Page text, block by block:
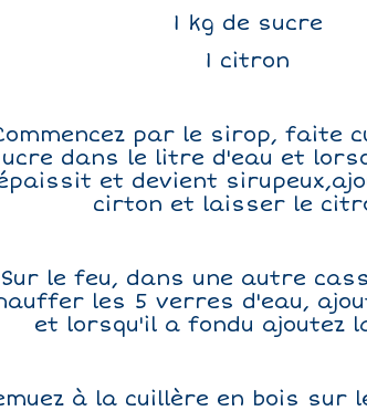
1 kg de sucre
1 citron
par le sirop, faite
dans le litre d'eau et
et devient
cirton et laisser le
Sur le feu, dans une autre
les 5 verres d'eau,
et lorsqu'il a fondu ajoutez
à la cuillère en bois sur